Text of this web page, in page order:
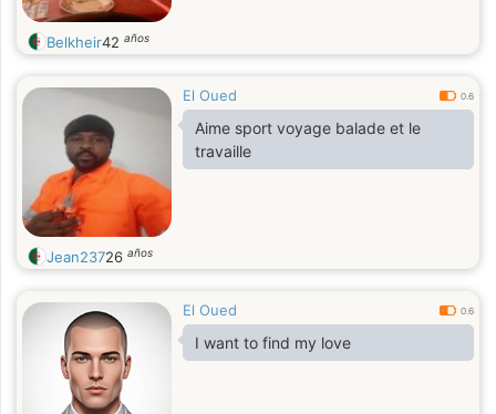
Belkheir42 años
El Oued 0.6
Aime sport voyage balade et le
travaille
Jean23726 años
El Oued 0.6
I want to find my love